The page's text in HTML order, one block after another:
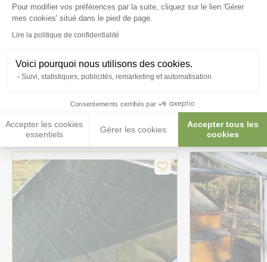
Pour modifier vos préférences par la suite, cliquez sur le lien 'Gérer
mes cookies' situé dans le pied de page.
Lire la politique de confidentialité
Voici pourquoi nous utilisons des cookies.
Suivi, statistiques, publicités, remarketing et automatisation
Consentements certifiés par
Accepter les cookies
essentiels
Gérer les cookies
Accepter tous les
cookies
Axeptio consent
Posez-nous vos questions
Ces produits peuvent vous